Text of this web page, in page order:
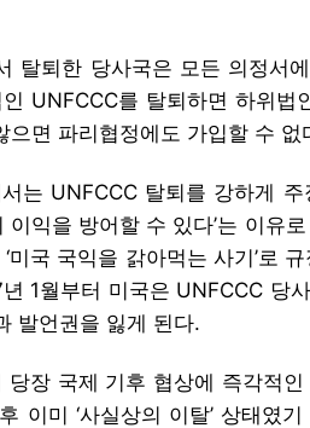
탈퇴한 당사국은 모든 의정서
UNFCCC를 탈퇴하면 하위법
면 파리협정에도 가입할 수 없
는 UNFCCC 탈퇴를 강하게 주
익을 방어할 수 있다’는 이유
국 국익을 갉아먹는 사기’로
1월부터 미국은 UNFCCC 당
발언권을 잃게 된다.
장 국제 기후 협상에 즉각적
이미 ‘사실상의 이탈’ 상태였